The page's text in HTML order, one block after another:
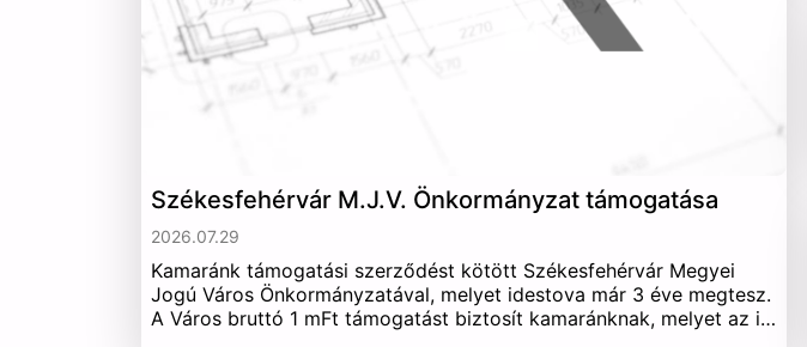
Székesfehérvár M.J.V. Önkormányzat támogatása
2026.07.29
Kamaránk támogatási szerződést kötött Székesfehérvár Megyei
Jogú Város Önkormányzatával, melyet idestova már 3 éve megtesz.
A Város bruttó 1 mFt támogatást biztosít kamaránknak, melyet az i…